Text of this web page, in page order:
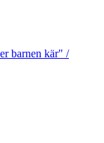
barnen kär" /